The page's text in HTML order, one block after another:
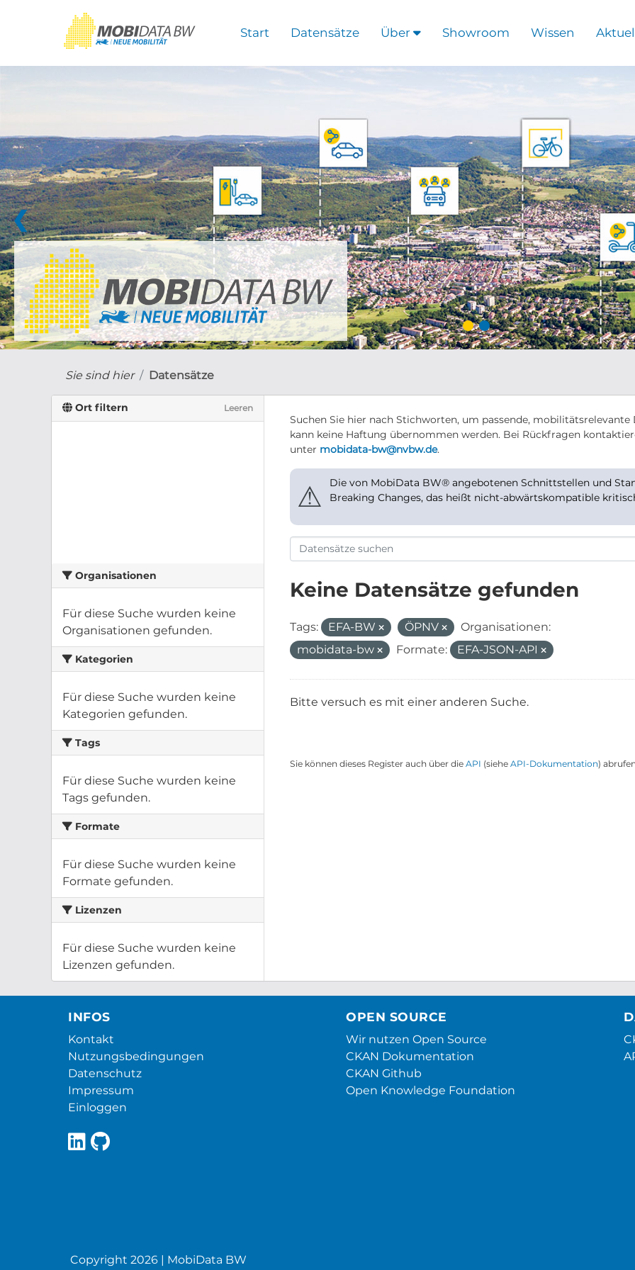
Start Datensätze Über Showroom Wissen
❮
Sie sind hier Datensätze
Ort filtern Leeren
Organisationen
Für diese Suche wurden keine
Organisationen gefunden.
Kategorien
Für diese Suche wurden keine
Kategorien gefunden.
Tags
Für diese Suche wurden keine
Tags gefunden.
Formate
Für diese Suche wurden keine
Formate gefunden.
Lizenzen
Für diese Suche wurden keine
Lizenzen gefunden.
Suchen Sie hier nach Stichworten, um passende,
kann keine Haftung übernommen werden. Bei Rückfragen
unter mobidata-bw@nvbw.de.
⚠
Die von MobiData BW® angebotenen Schnittstellen und
Breaking Changes, das heißt nicht-abwärtskompatible
Keine Datensätze gefunden
Tags: EFA-BW ÖPNV
Organisationen:
mobidata-bw
Formate: EFA-JSON-API
Bitte versuch es mit einer anderen Suche.
Sie können dieses Register auch über die API (siehe API-Dokumentation)
INFOS
Kontakt
Nutzungsbedingungen
Datenschutz
Impressum
Einloggen
OPEN SOURCE
Wir nutzen Open Source
CKAN Dokumentation
CKAN Github
Open Knowledge Foundation
Copyright 2026 | MobiData BW